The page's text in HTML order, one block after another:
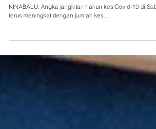
Covid-19
15 Jun 2022 Oleh Wartawan Nabalu News KOTA
terus meningkat dengan jumlah kes...